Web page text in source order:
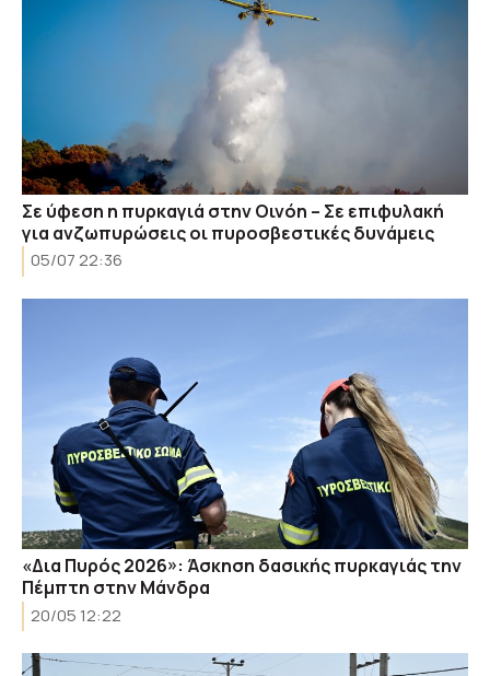
Σε ύφεση η πυρκαγιά στην Οινόη – Σε επιφυλακή
για ανζωπυρώσεις οι πυροσβεστικές δυνάμεις
05/07 22:36
«Δια Πυρός 2026»: Άσκηση δασικής πυρκαγιάς την
Πέμπτη στην Μάνδρα
20/05 12:22